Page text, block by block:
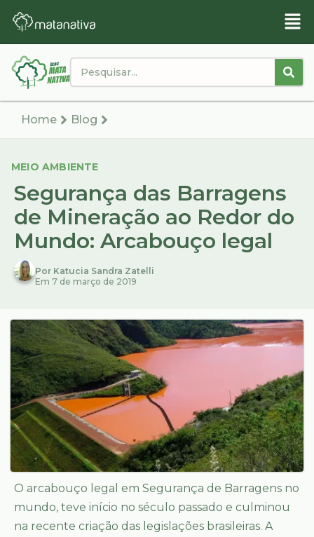
Home Blog
MEIO AMBIENTE
Segurança das Barragens
de Mineração ao Redor do
Mundo: Arcabouço legal
Por Katucia Sandra Zatelli
Em 7 de março de 2019
O arcabouço legal em Segurança de Barragens no
mundo, teve início no século passado e culminou
na recente criação das legislações brasileiras. A